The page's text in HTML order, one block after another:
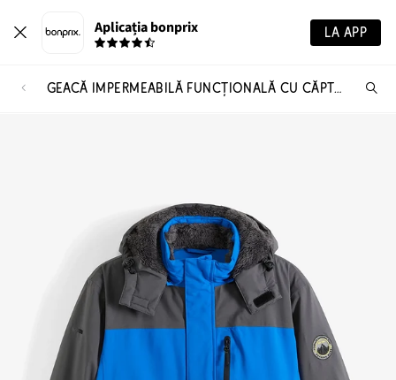
Aplicația bonprix LA APP
GEACĂ IMPERMEABILĂ FUNCȚIONALĂ CU CĂPTUȘEALĂ MOALE FLEECE